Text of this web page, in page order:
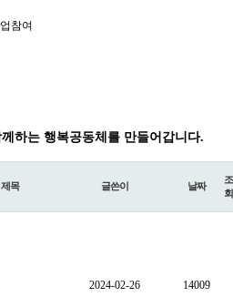
참여
하는 행복공동체를 만들어갑니다.
제목 글쓴이 날짜
조
회
2024-02-26 14009